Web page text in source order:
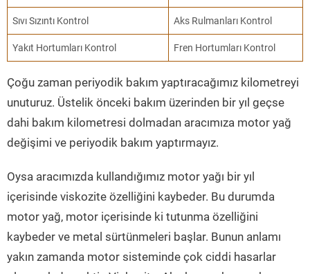
Sıvı Sızıntı Kontrol Aks Rulmanları Kontrol
Yakıt Hortumları Kontrol Fren Hortumları Kontrol
Çoğu zaman periyodik bakım yaptıracağımız kilometreyi
unuturuz. Üstelik önceki bakım üzerinden bir yıl geçse
dahi bakım kilometresi dolmadan aracımıza motor yağ
değişimi ve periyodik bakım yaptırmayız.
Oysa aracımızda kullandığımız motor yağı bir yıl
içerisinde viskozite özelliğini kaybeder. Bu durumda
motor yağ, motor içerisinde ki tutunma özelliğini
kaybeder ve metal sürtünmeleri başlar. Bunun anlamı
yakın zamanda motor sisteminde çok ciddi hasarlar